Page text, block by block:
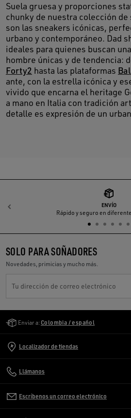
Suela gruesa y proporciones
chunky de nuestra colección
son las sneakers icónicas,
urbano y contemporáneo. Dad
ideales para quienes buscan
hombre únicas y de tendencia:
Forty2 hasta las plataformas
ante, con la estrella icónica y
vivido que encarna el heritage
a mano en Italia con tradición
detalle es expresión de un
ENVÍO
Rápido y seguro en
Anterior
SOLO PARA SOÑADORES
Novedades, primicias y mucho más.
Tu dirección de correo electrónico
Enviar a: Colombia / español
Localizador de tiendas
Llámanos
Escríbenos un correo electrónico